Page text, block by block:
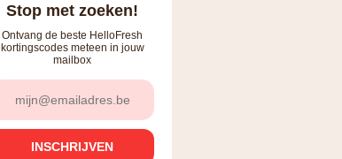
Stop met zoeken!
Ontvang de beste HelloFresh
kortingscodes meteen in jouw
mailbox